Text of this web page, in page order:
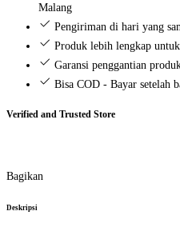
Malang
Pengiriman di hari yang
Produk lebih lengkap
Garansi penggantian
Bisa COD - Bayar setelah
Verified and Trusted Store
Bagikan
Deskripsi